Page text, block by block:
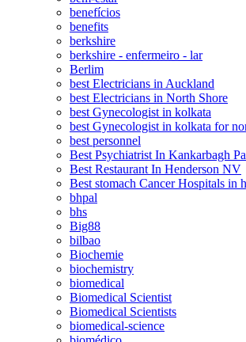
benefícios
benefits
berkshire
berkshire - enfermeiro - lar
Berlim
best Electricians in Auckland
best Electricians in North Shore
best Gynecologist in kolkata
best Gynecologist in kolkata for
best personnel
Best Psychiatrist In Kankarbagh
Best Restaurant In Henderson NV
Best stomach Cancer Hospitals in
bhpal
bhs
Big88
bilbao
Biochemie
biochemistry
biomedical
Biomedical Scientist
Biomedical Scientists
biomedical-science